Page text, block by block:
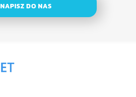
NAPISZ DO NAS